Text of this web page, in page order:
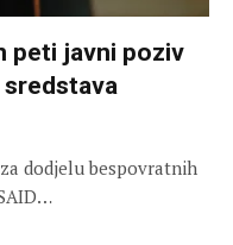
peti javni poziv
dodjelu bespovratnih